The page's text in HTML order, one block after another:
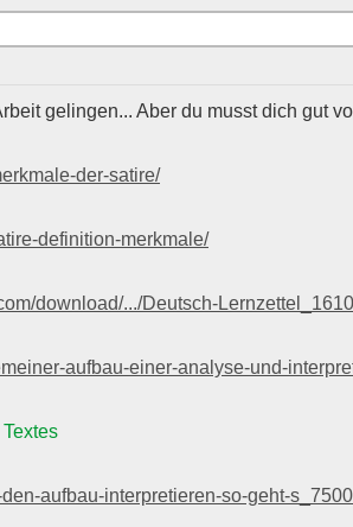
gelingen... Aber du musst dich gut
der-satire/
definition-merkmale/
download/.../Deutsch-
aufbau-einer-analyse-und-
aufbau-interpretieren-so-geht-